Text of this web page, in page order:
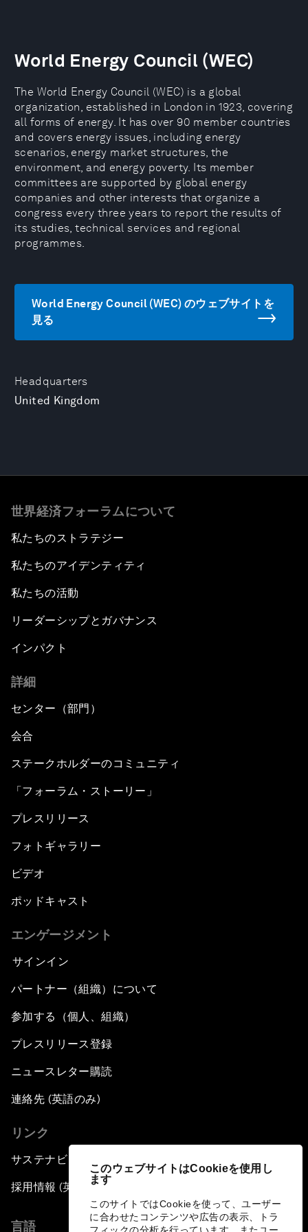
このウェブサイトはCookieを使用し
ます
このサイトではCookieを使って、ユーザー
に合わせたコンテンツや広告の表示、トラ
Headquarters
United Kingdom
World Energy Council (WEC)
The World Energy Council (WEC) is a global
organization, established in London in 1923, covering
all forms of energy. It has over 90 member countries
and covers energy issues, including energy
scenarios, energy market structures, the
environment, and energy poverty. Its member
committees are supported by global energy
companies and other interests that organize a
congress every three years to report the results of
its studies, technical services and regional
programmes.
World Energy Council (WEC) のウェブサイトを
見る
世界経済フォーラムについて
私たちのストラテジー
私たちのアイデンティティ
私たちの活動
リーダーシップとガバナンス
インパクト
詳細
センター（部門）
会合
ステークホルダーのコミュニティ
「フォーラム・ストーリー」
プレスリリース
フォトギャラリー
ビデオ
ポッドキャスト
エンゲージメント
サインイン
パートナー（組織）について
参加する（個人、組織）
プレスリリース登録
ニュースレター購読
連絡先 (英語のみ)
リンク
サステナビリティへの取り組み
採用情報 (英語のみ)
言語